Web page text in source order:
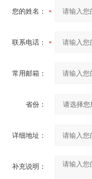
您的姓名：
联系电话：
常用邮箱：
省份：
详细地址：
补充说明：